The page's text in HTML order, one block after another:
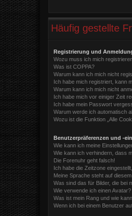
Häufig gestellte
Registrierung und
Wozu muss ich mich
Was ist COPPA?
Warum kann ich mich nicht
Ich habe mich registriert, kann
Warum kann ich mich nicht
Ich habe mich vor einiger Zeit
Ich habe mein Passwort
Warum werde ich automatisch
Wozu ist die Funktion „Alle
Benutzerpräferenzen und -
Wie kann ich meine
Wie kann ich verhindern, dass
Die Forenuhr geht falsch!
Ich habe die Zeitzone
Meine Sprache steht auf
Was sind das für Bilder, die bei
Wie verwende ich einen Avatar?
Was ist mein Rang und wie
Wenn ich bei einem Benutzer